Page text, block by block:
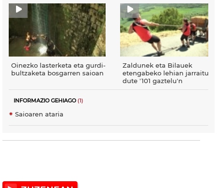
Oinezko lasterketa eta gurdi-
bultzaketa bosgarren saioan
Zaldunek eta Bilauek
etengabeko lehian jarraituko
dute '101 gaztelu'n
INFORMAZIO GEHIAGO(1)
Saioaren ataria